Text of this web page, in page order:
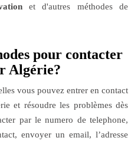
et d'autres méthodes de
pour contacter
Algérie?
vous pouvez entrer en contact
et résoudre les problèmes dès
par le numero de telephone,
envoyer un email, l’adresse